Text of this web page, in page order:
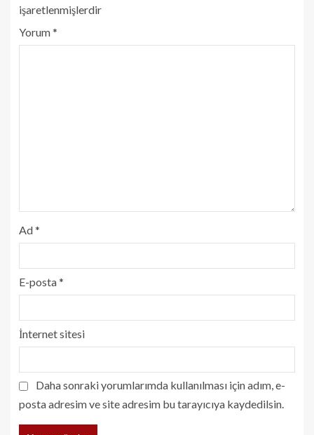
işaretlenmişlerdir
Yorum*
Ad*
E-posta*
İnternet sitesi
Daha sonraki yorumlarımda kullanılması için adım, e-
posta adresim ve site adresim bu tarayıcıya kaydedilsin.